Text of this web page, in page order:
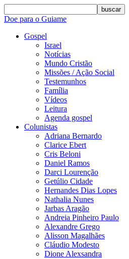
buscar
Doe para o Guiame
Gospel
Israel
Notícias
Mundo Cristão
Missões / Ação Social
Testemunhos
Família
Vídeos
Leitura
Agenda gospel
Colunistas
Adriana Bernardo
Clarice Ebert
Cris Beloni
Daniel Ramos
Darci Lourenção
Getúlio Cidade
Hernandes Dias Lopes
Nathalia Nunes
Jarbas Aragão
Andreia Pinheiro Paulo
Alexandre Grego
Alisson Magalhães
Cláudio Modesto
Dione Alexsandra